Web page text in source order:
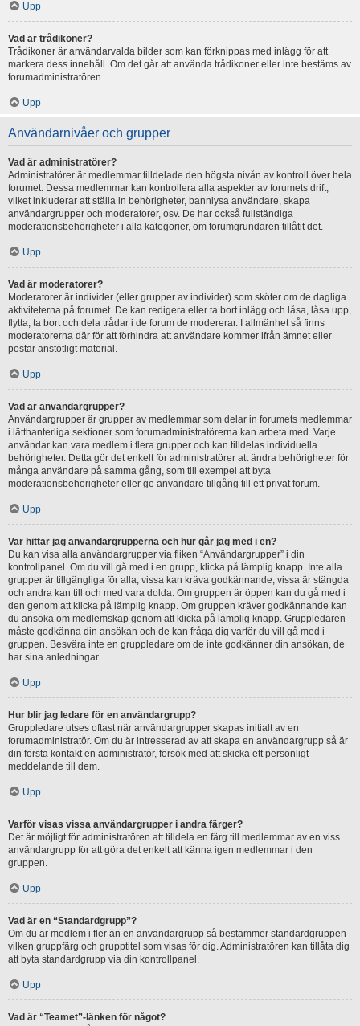
Upp
Vad är trådikoner?
Trådikoner är användarvalda bilder som kan förknippas med inlägg för att
markera dess innehåll. Om det går att använda trådikoner eller inte bestäms av
forumadministratören.
Upp
Användarnivåer och grupper
Vad är administratörer?
Administratörer är medlemmar tilldelade den högsta nivån av kontroll över hela
forumet. Dessa medlemmar kan kontrollera alla aspekter av forumets drift,
vilket inkluderar att ställa in behörigheter, bannlysa användare, skapa
användargrupper och moderatorer, osv. De har också fullständiga
moderationsbehörigheter i alla kategorier, om forumgrundaren tillåtit det.
Upp
Vad är moderatorer?
Moderatorer är individer (eller grupper av individer) som sköter om de dagliga
aktiviteterna på forumet. De kan redigera eller ta bort inlägg och låsa, låsa upp,
flytta, ta bort och dela trådar i de forum de modererar. I allmänhet så finns
moderatorerna där för att förhindra att användare kommer ifrån ämnet eller
postar anstötligt material.
Upp
Vad är användargrupper?
Användargrupper är grupper av medlemmar som delar in forumets medlemmar
i lätthanterliga sektioner som forumadministratörerna kan arbeta med. Varje
användar kan vara medlem i flera grupper och kan tilldelas individuella
behörigheter. Detta gör det enkelt för administratörer att ändra behörigheter för
många användare på samma gång, som till exempel att byta
moderationsbehörigheter eller ge användare tillgång till ett privat forum.
Upp
Var hittar jag användargrupperna och hur går jag med i en?
Du kan visa alla användargrupper via fliken “Användargrupper” i din
kontrollpanel. Om du vill gå med i en grupp, klicka på lämplig knapp. Inte alla
grupper är tillgängliga för alla, vissa kan kräva godkännande, vissa är stängda
och andra kan till och med vara dolda. Om gruppen är öppen kan du gå med i
den genom att klicka på lämplig knapp. Om gruppen kräver godkännande kan
du ansöka om medlemskap genom att klicka på lämplig knapp. Gruppledaren
måste godkänna din ansökan och de kan fråga dig varför du vill gå med i
gruppen. Besvära inte en gruppledare om de inte godkänner din ansökan, de
har sina anledningar.
Upp
Hur blir jag ledare för en användargrupp?
Gruppledare utses oftast när användargrupper skapas initialt av en
forumadministratör. Om du är intresserad av att skapa en användargrupp så är
din första kontakt en administratör, försök med att skicka ett personligt
meddelande till dem.
Upp
Varför visas vissa användargrupper i andra färger?
Det är möjligt för administratören att tilldela en färg till medlemmar av en viss
användargrupp för att göra det enkelt att känna igen medlemmar i den
gruppen.
Upp
Vad är en “Standardgrupp”?
Om du är medlem i fler än en användargrupp så bestämmer standardgruppen
vilken gruppfärg och grupptitel som visas för dig. Administratören kan tillåta dig
att byta standardgrupp via din kontrollpanel.
Upp
Vad är “Teamet”-länken för något?